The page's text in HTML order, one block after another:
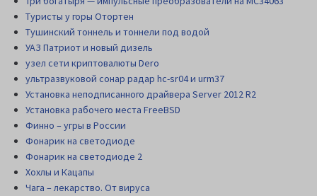
Туристы у горы Отортен
Тушинский тоннель и тоннели под водой
УАЗ Патриот и новый дизель
узел сети криптовалюты Dero
ультразвуковой сонар радар hc-sr04 и urm37
Установка неподписанного драйвера Server 2012 R2
Установка рабочего места FreeBSD
Финно – угры в России
Фонарик на светодиоде
Фонарик на светодиоде 2
Хохлы и Кацапы
Чага – лекарство. От вируса